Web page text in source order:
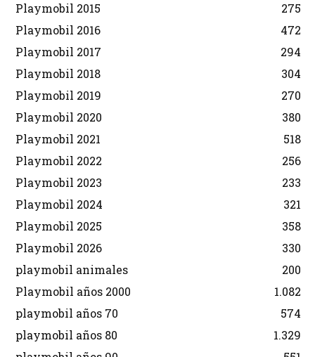
Playmobil 2015
275
Playmobil 2016
472
Playmobil 2017
294
Playmobil 2018
304
Playmobil 2019
270
Playmobil 2020
380
Playmobil 2021
518
Playmobil 2022
256
Playmobil 2023
233
Playmobil 2024
321
Playmobil 2025
358
Playmobil 2026
330
playmobil animales
200
Playmobil años 2000
1.082
playmobil años 70
574
playmobil años 80
1.329